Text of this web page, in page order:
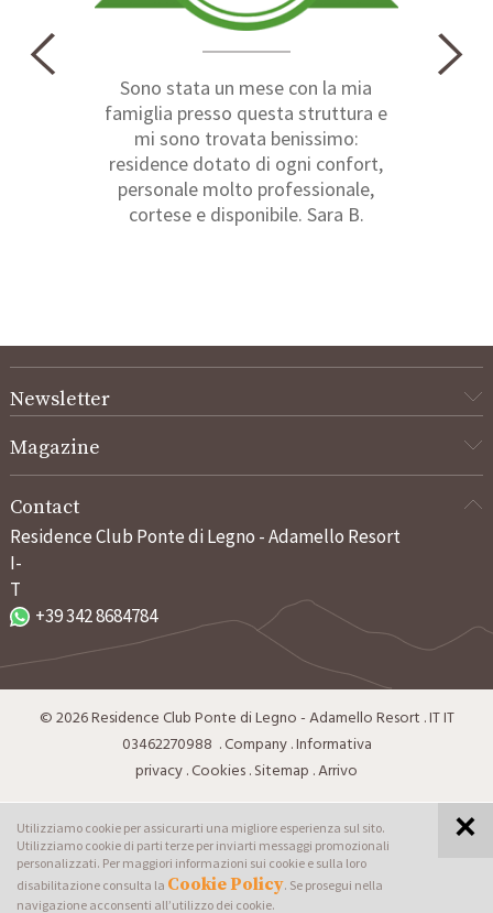
Utilizziamo cookie per assicurarti una migliore esperienza sul sito.
Utilizziamo cookie di parti terze per inviarti messaggi promozionali
personalizzati. Per maggiori informazioni sui cookie e sulla loro
disabilitazione consulta la Cookie Policy. Se prosegui nella
navigazione acconsenti all’utilizzo dei cookie.
Sono stata un mese con la mia
famiglia presso questa struttura e
mi sono trovata benissimo:
residence dotato di ogni confort,
personale molto professionale,
cortese e disponibile. Sara B.
Newsletter
Magazine
Contact
Residence Club Ponte di Legno - Adamello Resort
I-
T
+39 342 8684784
©2026Residence Club Ponte di Legno - Adamello Resort .ITIT
03462270988 .Company.Informativa
privacy.Cookies.Sitemap .Arrivo
Vieni a trovarci anche a:
produced by